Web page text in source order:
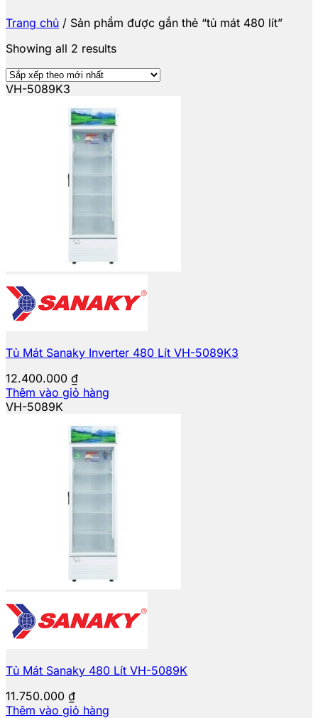
Trang chủ / Sản phẩm được gắn thẻ “tủ mát 480 lít”
Showing all 2 results
VH-5089K3
Tủ Mát Sanaky Inverter 480 Lít VH-5089K3
12.400.000 ₫
Thêm vào giỏ hàng
VH-5089K
Tủ Mát Sanaky 480 Lít VH-5089K
11.750.000 ₫
Thêm vào giỏ hàng